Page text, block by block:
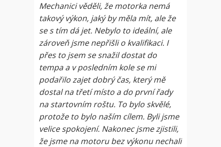
Mechanici věděli, že motorka nemá
takový výkon, jaký by měla mít, ale že
se s tím dá jet. Nebylo to ideální, ale
zároveň jsme nepřišli o kvalifikaci. I
přes to jsem se snažil dostat do
tempa a v posledním kole se mi
podařilo zajet dobrý čas, který mě
dostal na třetí místo a do první řady
na startovním roštu. To bylo skvělé,
protože to bylo naším cílem. Byli jsme
velice spokojení. Nakonec jsme zjistili,
že jsme na motoru bez výkonu nechali